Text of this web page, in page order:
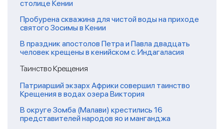
столице Кении
Пробурена скважина для чистой воды на приходе
святого Зосимы в Кении
В праздник апостолов Петра и Павла двадцать
человек крещены в кенийском с. Индагаласия
Таинство Крещения
Патриарший экзарх Африки совершил таинство
Крещения в водах озера Виктория
В округе Зомба (Малави) крестились 16
представителей народов яо и манганджа